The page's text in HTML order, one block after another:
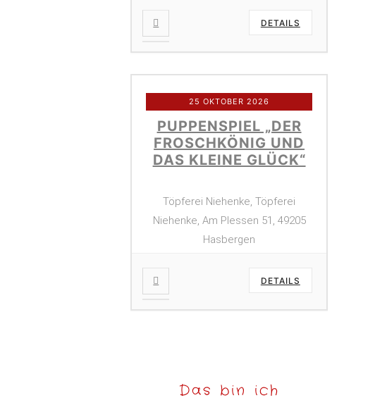
DETAILS
25 OKTOBER 2026
PUPPENSPIEL „DER
FROSCHKÖNIG UND
DAS KLEINE GLÜCK“
Töpferei Niehenke, Töpferei
Niehenke, Am Plessen 51, 49205
Hasbergen
DETAILS
Das bin ich